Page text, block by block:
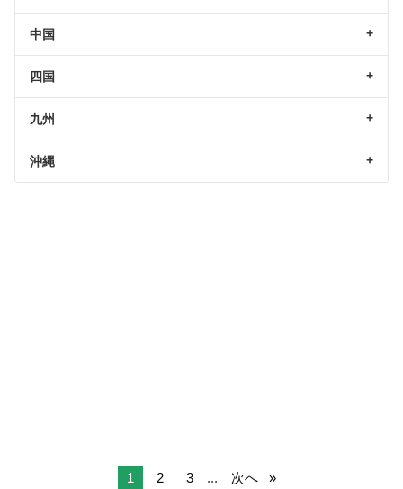
中国
四国
九州
沖縄
1 2 3 ... 次へ